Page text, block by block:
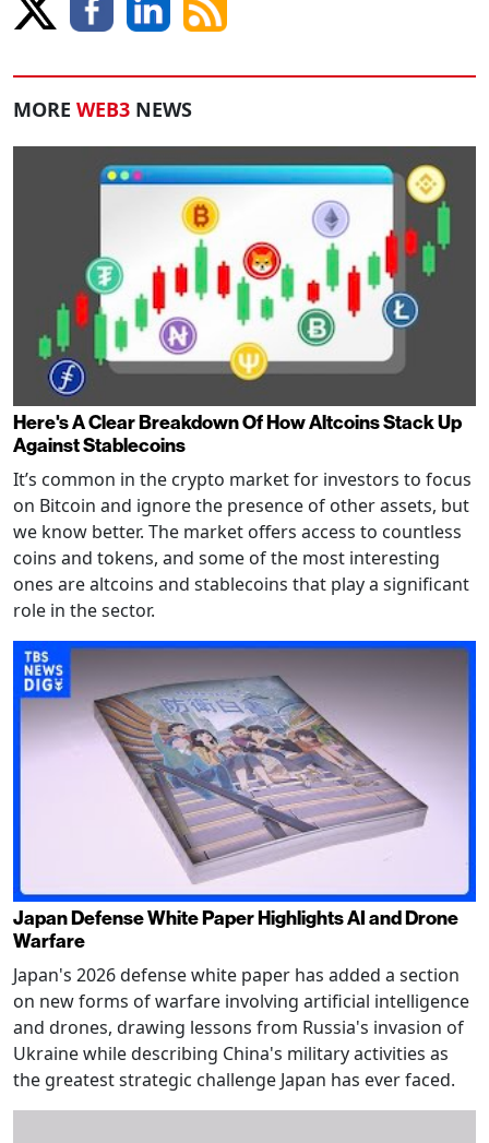
MORE WEB3 NEWS
Here's A Clear Breakdown Of How Altcoins Stack Up
Against Stablecoins
It’s common in the crypto market for investors to focus
on Bitcoin and ignore the presence of other assets, but
we know better. The market offers access to countless
coins and tokens, and some of the most interesting
ones are altcoins and stablecoins that play a significant
role in the sector.
Japan Defense White Paper Highlights AI and Drone
Warfare
Japan's 2026 defense white paper has added a section
on new forms of warfare involving artificial intelligence
and drones, drawing lessons from Russia's invasion of
Ukraine while describing China's military activities as
the greatest strategic challenge Japan has ever faced.